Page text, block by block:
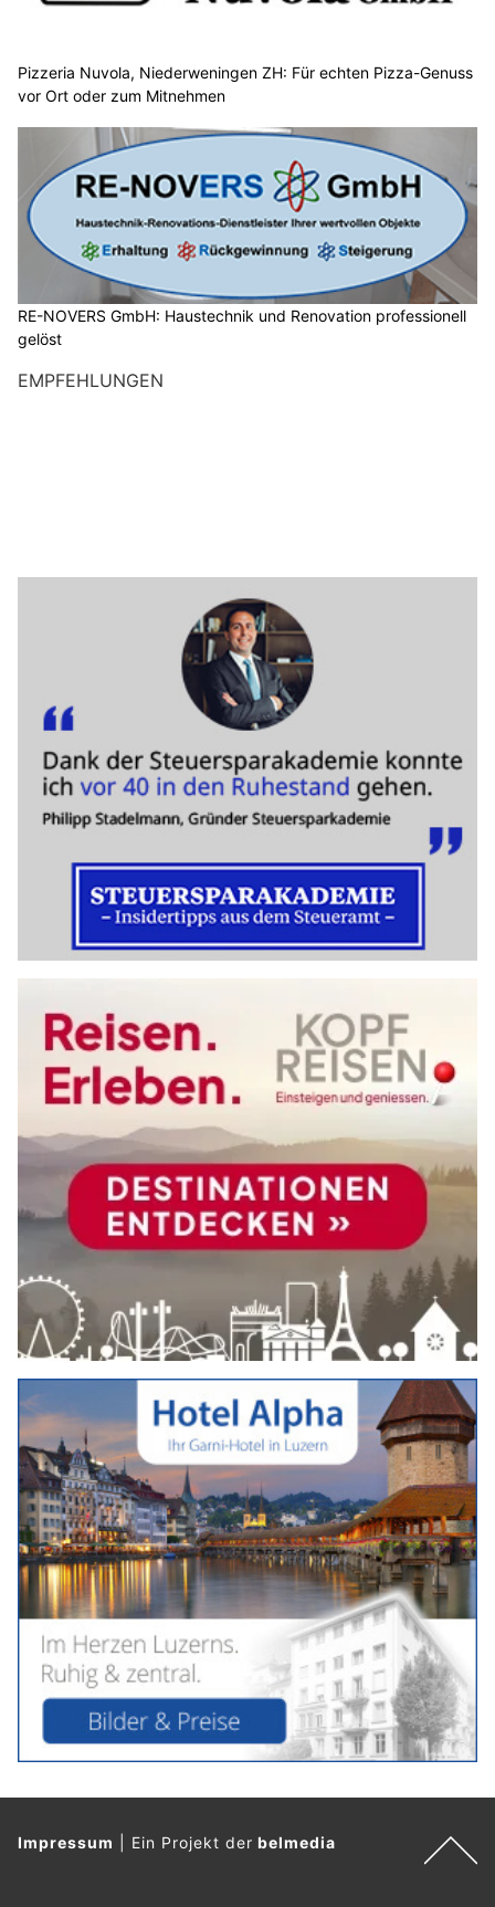
Pizzeria Nuvola, Niederweningen ZH: Für echten Pizza-Genuss
vor Ort oder zum Mitnehmen
RE-NOVERS GmbH: Haustechnik und Renovation professionell
gelöst
EMPFEHLUNGEN
Impressum Ein Projekt derbelmedia